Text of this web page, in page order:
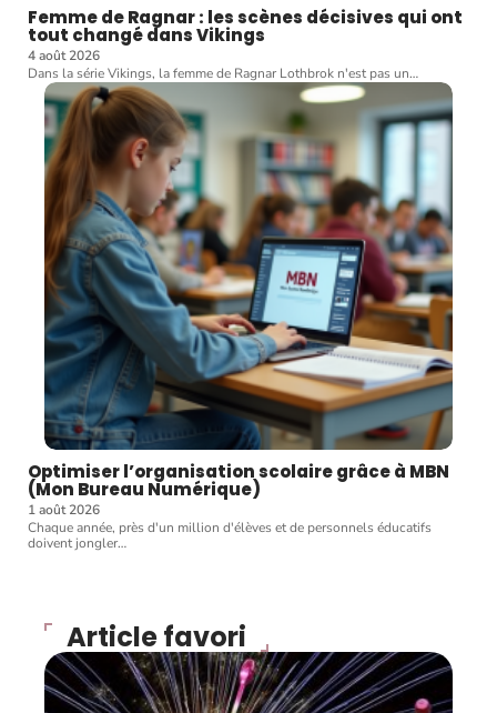
Femme de Ragnar : les scènes décisives qui ont
tout changé dans Vikings
4 août 2026
Dans la série Vikings, la femme de Ragnar Lothbrok n'est pas un…
Optimiser l’organisation scolaire grâce à MBN
(Mon Bureau Numérique)
1 août 2026
Chaque année, près d'un million d'élèves et de personnels éducatifs
doivent jongler…
Article favori